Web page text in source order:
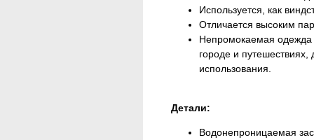
Используется, как
Отличается высоким
Непромокаемая одежда
городе и путешествиях,
использования.
Детали:
Водонепроницаемая